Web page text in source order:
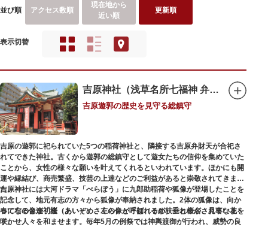
並び順 アクセス数順
現在地から
近い順
更新順
表示切替
吉原神社（浅草名所七福神 弁財天）
吉原遊郭の歴史を見守る総鎮守
吉原の遊郭に祀られていた5つの稲荷神社と、隣接する吉原弁財天が合祀さ
れてできた神社。古くから遊郭の総鎮守として遊女たちの信仰を集めていた
ことから、女性の様々な願いを叶えてくれるといわれています。ほかにも開
運や縁結び、商売繁盛、技芸の上達などのご利益があると崇敬されてきまし
た。
春になると逢初桜（あいぞめさくら）と呼ばれるが枝垂れ桜が、見事な花を
咲かせ人々を和ませます。毎年5月の例祭では神輿渡御が行われ、威勢の良
吉原神社には大河ドラマ「べらぼう」に九郎助稲荷や狐像が登場したことを
記念して、地元有志の方々から狐像が奉納されました。2体の狐像は、向か
って右の像が「逢（あい）」、左の像が「初（そめ）」と命名されていま
す。